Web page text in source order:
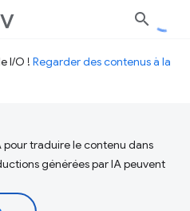
I/O ! Regarder des contenus à la
traduire le contenu dans
générées par IA peuvent